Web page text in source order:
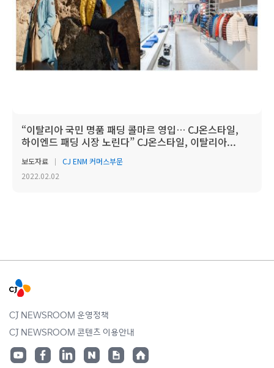
“이탈리아 국민 명품 패딩 콜마르 영입… CJ온스타일,
하이엔드 패딩 시장 노린다” CJ온스타일, 이탈리아...
보도자료
CJ ENM 커머스부문
2022.02.02
CJ NEWSROOM 운영정책
CJ NEWSROOM 콘텐츠 이용안내